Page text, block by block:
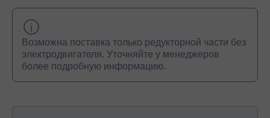
Возможна поставка только редукторной части без
электродвигателя. Уточняйте у менеджеров
более подробную информацию.